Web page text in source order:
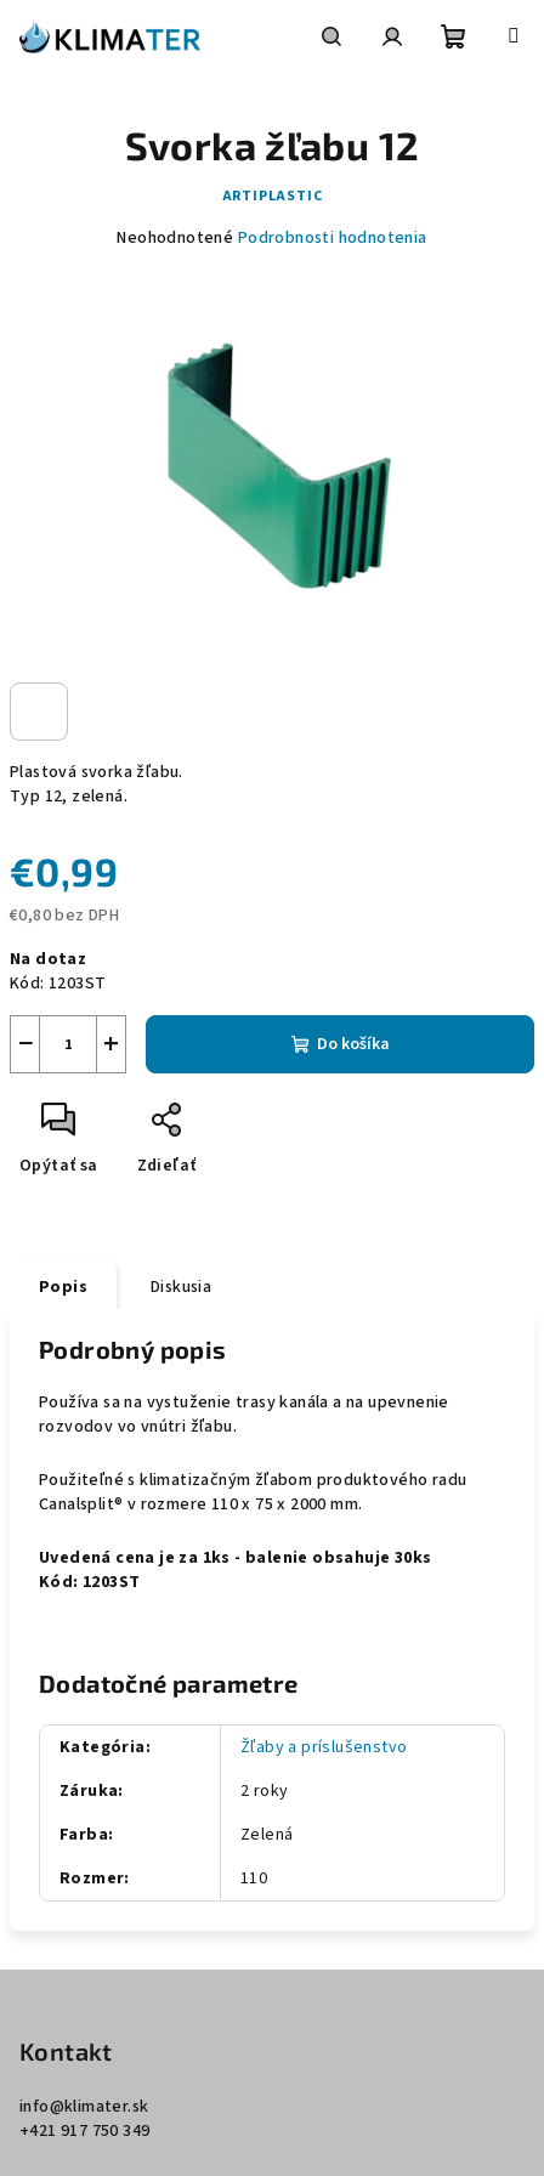
obsah
Plastová svorka žľabu.
Typ 12, zelená.
€0,99
€0,80 bez DPH
cena:
Na dotaz
Kód: 1203ST
+
− Do košíka
Opýtať sa Zdieľať
Svorka žľabu 12
ARTIPLASTIC
Priemerné
hviezdičiek.
Neohodnotené Podrobnosti hodnotenia
Popis Diskusia
Podrobný popis
Používa sa na vystuženie trasy kanála a na upevnenie
rozvodov vo vnútri žľabu.
Použiteľné s klimatizačným žľabom produktového radu
Canalsplit® v rozmere 110 x 75 x 2000 mm.
Uvedená cena je za 1ks - balenie obsahuje 30ks
Kód: 1203ST
Dodatočné parametre
Kategória:
Žľaby a príslušenstvo
Záruka:
2 roky
Farba:
Zelená
Rozmer: 110
Kontakt
info@klimater.sk
+421 917 750 349